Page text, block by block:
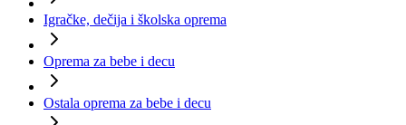
Igračke, dečija i školska oprema
Oprema za bebe i decu
Ostala oprema za bebe i decu